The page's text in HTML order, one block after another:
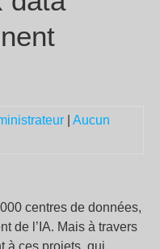
Aucun
centres de données,
de l’IA. Mais à travers
à ces projets, qui